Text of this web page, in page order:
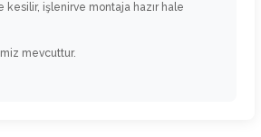
kesilir, işlenirve montaja hazır hale
mevcuttur.